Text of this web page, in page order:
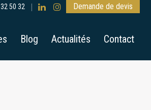
50 32 Demande de devis
Blog Actualités Contact